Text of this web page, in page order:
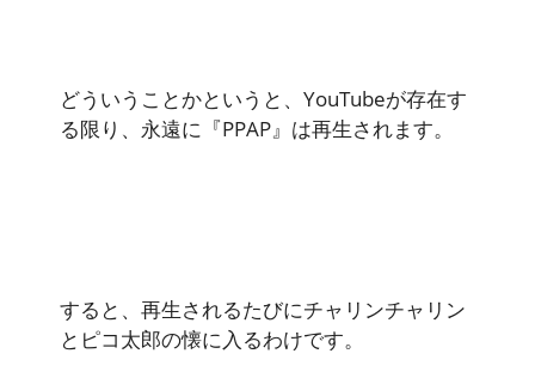
どういうことかというと、YouTubeが存在す
る限り、永遠に『PPAP』は再生されます。
すると、再生されるたびにチャリンチャリン
とピコ太郎の懐に入るわけです。